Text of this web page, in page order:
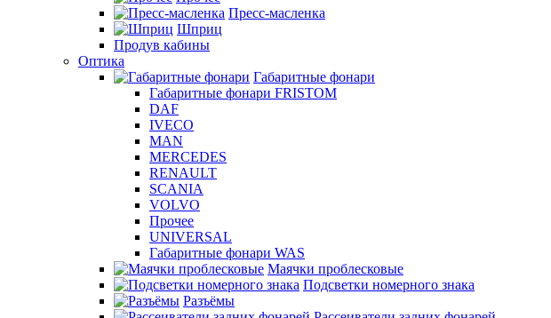
Пресс-масленка
Шприц
Продув кабины
Оптика
Габаритные фонари
Габаритные фонари FRISTOM
DAF
IVECO
MAN
MERCEDES
RENAULT
SCANIA
VOLVO
Прочее
UNIVERSAL
Габаритные фонари WAS
Маячки проблесковые
Подсветки номерного знака
Разъёмы